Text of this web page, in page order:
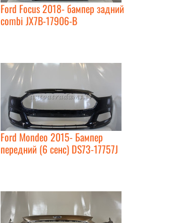
Ford Focus 2018- бампер задний
combi JX7B-17906-B
Ford Mondeo 2015- Бампер
передний (6 сенс) DS73-17757J